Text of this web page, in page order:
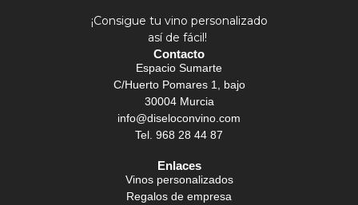
¡Consigue tu vino personalizado
así de fácil!
Contacto
Espacio Sumarte
C/Huerto Pomares 1, bajo
30004 Murcia
info@diseloconvino.com
Tel. 968 28 44 87
Enlaces
Vinos personalizados
Regalos de empresa